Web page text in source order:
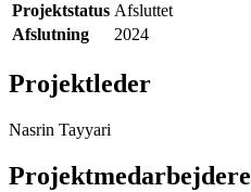
Projektstatus Afsluttet
Afslutning
2024
Projektleder
Nasrin Tayyari
Projektmedarbejdere